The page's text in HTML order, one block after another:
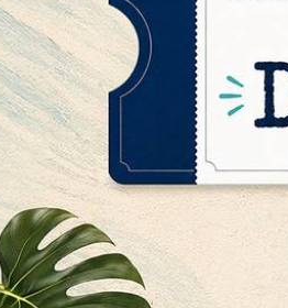
junto, curtir e relaxar. Pensando